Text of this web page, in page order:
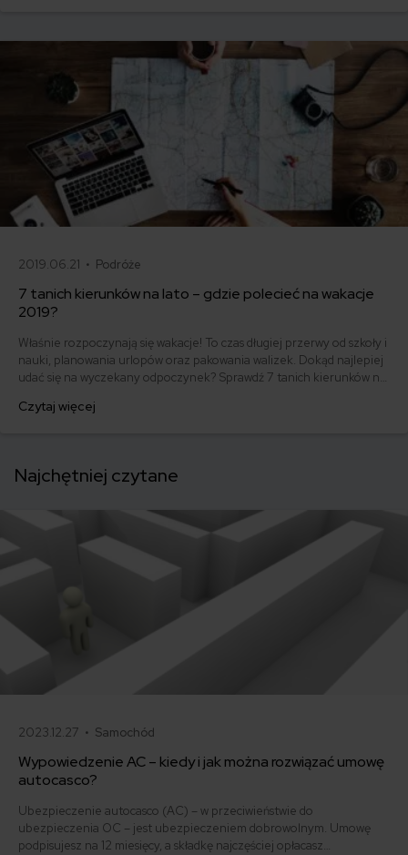
2019.06.21 • Podróże
7 tanich kierunków na lato – gdzie polecieć na wakacje
2019?
Właśnie rozpoczynają się wakacje! To czas długiej przerwy od szkoły i
nauki, planowania urlopów oraz pakowania walizek. Dokąd najlepiej
udać się na wyczekany odpoczynek? Sprawdź 7 tanich kierunków na
Czytaj więcej
Najchętniej czytane
2023.12.27 • Samochód
Wypowiedzenie AC – kiedy i jak można rozwiązać umowę
autocasco?
Ubezpieczenie autocasco (AC) – w przeciwieństwie do
ubezpieczenia OC – jest ubezpieczeniem dobrowolnym. Umowę
podpisujesz na 12 miesięcy, a składkę najczęściej opłacasz